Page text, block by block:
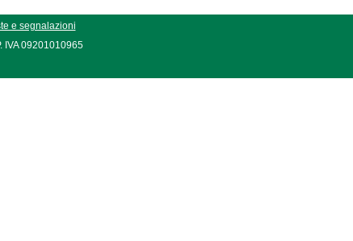
e segnalazioni
IVA 09201010965